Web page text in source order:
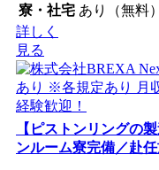
寮・社宅 あり（無料）
詳しく
見る
【ピストンリングの
ンルーム寮完備／赴